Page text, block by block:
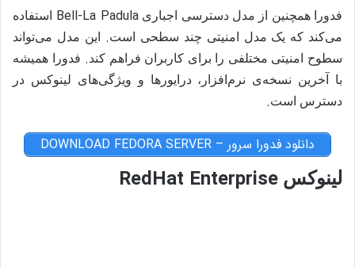
فدورا همچنین از مدل دسترسی اجباریBell-La Padula
استفاده
می‌کند که یک مدل امنیتی چند سطحی است.
این مدل می‌تواند
سطوح امنیتی مختلفی را برای کاربران فراهم کند. فدورا همیشه
با آخرین نسخه‌ی نرم‌افزار، درایورها و ویژگی‌های لینوکس در
دسترس است.
دانلود فدورا سرور – DOWNLOAD FEDORA SERVER
لینوکس RedHat Enterprise